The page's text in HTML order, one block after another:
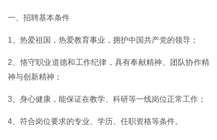
一、招聘基本条件
1、热爱祖国，热爱教育事业，拥护中国共产党的领导；
2、恪守职业道德和工作纪律，具有奉献精神、团队协作精
神与创新精神；
3、身心健康，能保证在教学、科研等一线岗位正常工作；
4、符合岗位要求的专业、学历、任职资格等条件。